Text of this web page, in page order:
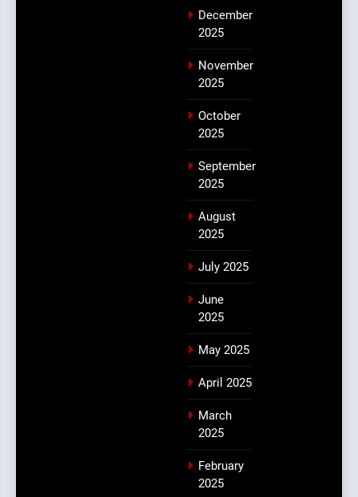
December
2025
November
2025
October
2025
September
2025
August
2025
July 2025
June
2025
May 2025
April 2025
March
2025
February
2025